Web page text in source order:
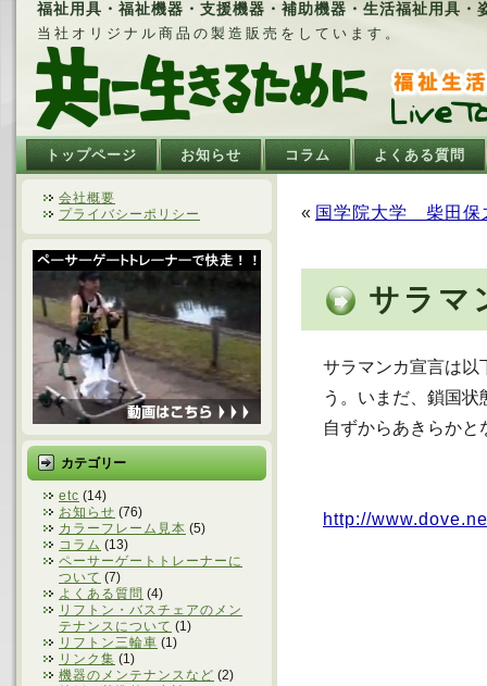
福祉用具・福祉機器・支援機器・補助機器・生活福祉用具
当社オリジナル商品の製造販売をしています。
トップページ お知らせ コラム よくある質問
会社概要
プライバシーポリシー
カテゴリー
etc (14)
お知らせ (76)
カラーフレーム見本 (5)
コラム (13)
ペーサーゲートトレーナーに
ついて (7)
よくある質問 (4)
リフトン・バスチェアのメン
テナンスについて (1)
リフトン三輪車 (1)
リンク集 (1)
機器のメンテナンスなど (2)
« 国学院大学 柴田保
サラマ
サラマンカ宣言は以
う。いまだ、鎖国
自ずからあきらかと
http://